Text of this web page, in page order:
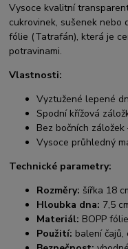
Vysoce kvalitní
cukrovinek, sušenek nebo
fólie (Tatrafán), která je
potravinami.
Vlastnosti:
Vyztužené lepené
Spodní křížová
Bez bočních
Vysoce průhledný
Technické parametry:
Rozměry: šířka 18
Hloubka dna: 7,5
Materiál: BOPP
Použití: balení čajů,